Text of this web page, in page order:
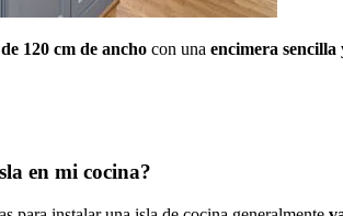
120 cm de ancho con una encimera
en mi cocina?